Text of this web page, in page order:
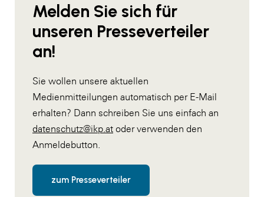
Melden Sie sich für
unseren Presseverteiler
an!
Sie wollen unsere aktuellen
Medienmitteilungen automatisch per E-Mail
erhalten? Dann schreiben Sie uns einfach an
datenschutz@ikp.at oder verwenden den
Anmeldebutton.
zum Presseverteiler